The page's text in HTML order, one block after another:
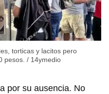
torticas y lacitos pero
pesos. / 14ymedio
por su ausencia. No